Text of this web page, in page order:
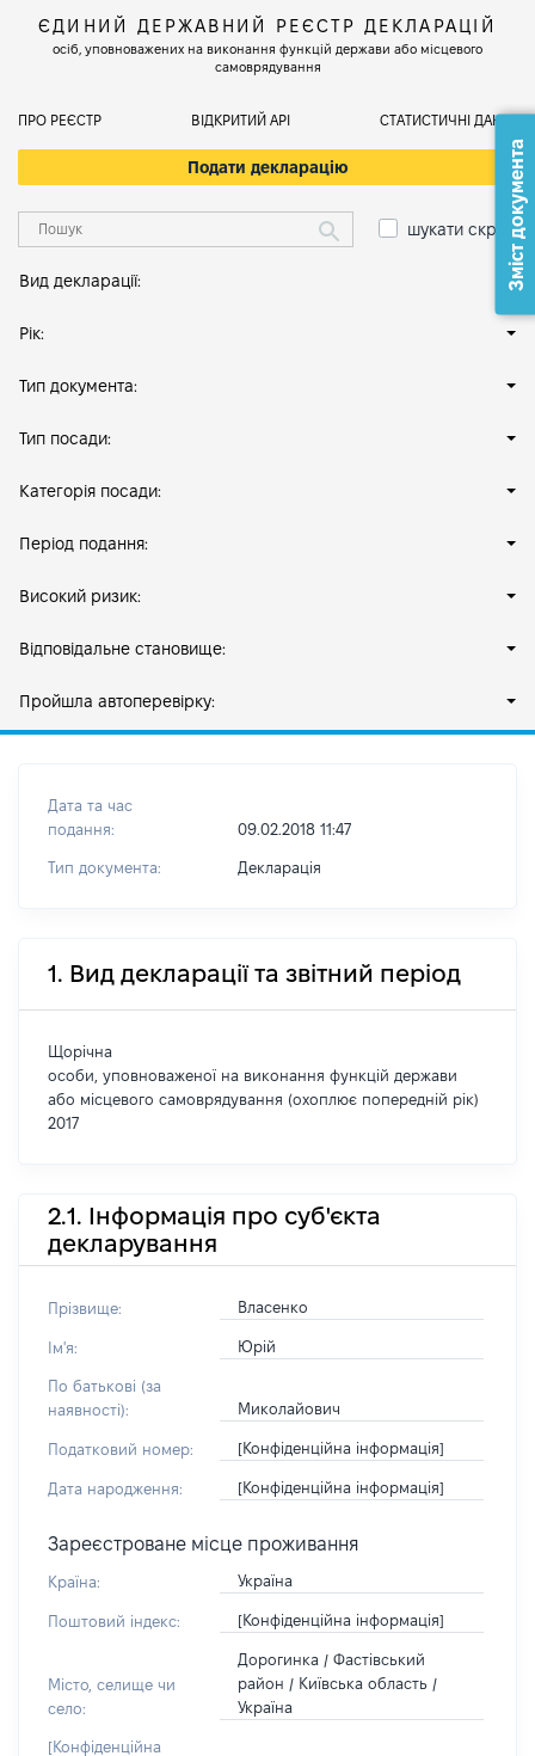
ЄДИНИЙ ДЕРЖАВНИЙ РЕЄСТР ДЕКЛАРАЦІЙ
осіб, уповноважених на виконання функцій держави або місцевого
самоврядування
ПРО РЕЄСТР ВІДКРИТИЙ АРІ СТАТИСТИЧНІ ДАНІ
Подати декларацію
шукати скрізь
Вид декларації:
Рік:
Тип документа:
Тип посади:
Категорія посади:
Період подання:
Високий ризик:
Відповідальне становище:
Пройшла автоперевірку:
Дата та час
подання:
09.02.2018 11:47
Тип документа: Декларація
1. Вид декларації та звітний період
Щорічна
особи, уповноваженої на виконання функцій держави
або місцевого самоврядування (охоплює попередній рік)
2017
2.1. Інформація про суб'єкта
декларування
Прізвище: Власенко
Ім'я: Юрій
По батькові (за
наявності):
Миколайович
Податковий номер: [Конфіденційна інформація]
Дата народження: [Конфіденційна інформація]
Зареєстроване місце проживання
Країна: Україна
Поштовий індекс: [Конфіденційна інформація]
Місто, селище чи
село:
Дорогинка / Фастівський
район / Київська область /
Україна
[Конфіденційна
Зміст документа